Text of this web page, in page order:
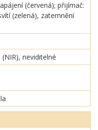
(červená); přijímač:
(zelená), zatemnění
neviditelné